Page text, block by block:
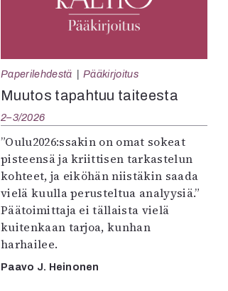
Paperilehdestä Pääkirjoitus
Muutos tapahtuu taiteesta
2–3/2026
”Oulu2026:ssakin on omat sokeat
pisteensä ja kriittisen tarkastelun
kohteet, ja eiköhän niistäkin saada
vielä kuulla perusteltua analyysiä.”
Päätoimittaja ei tällaista vielä
kuitenkaan tarjoa, kunhan
harhailee.
Paavo J. Heinonen